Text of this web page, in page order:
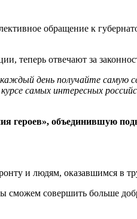
обращение к
теперь отвечают за
день получайте самую
самых интересных
объединившую
и людям, оказавшимся в
сможем совершить больше